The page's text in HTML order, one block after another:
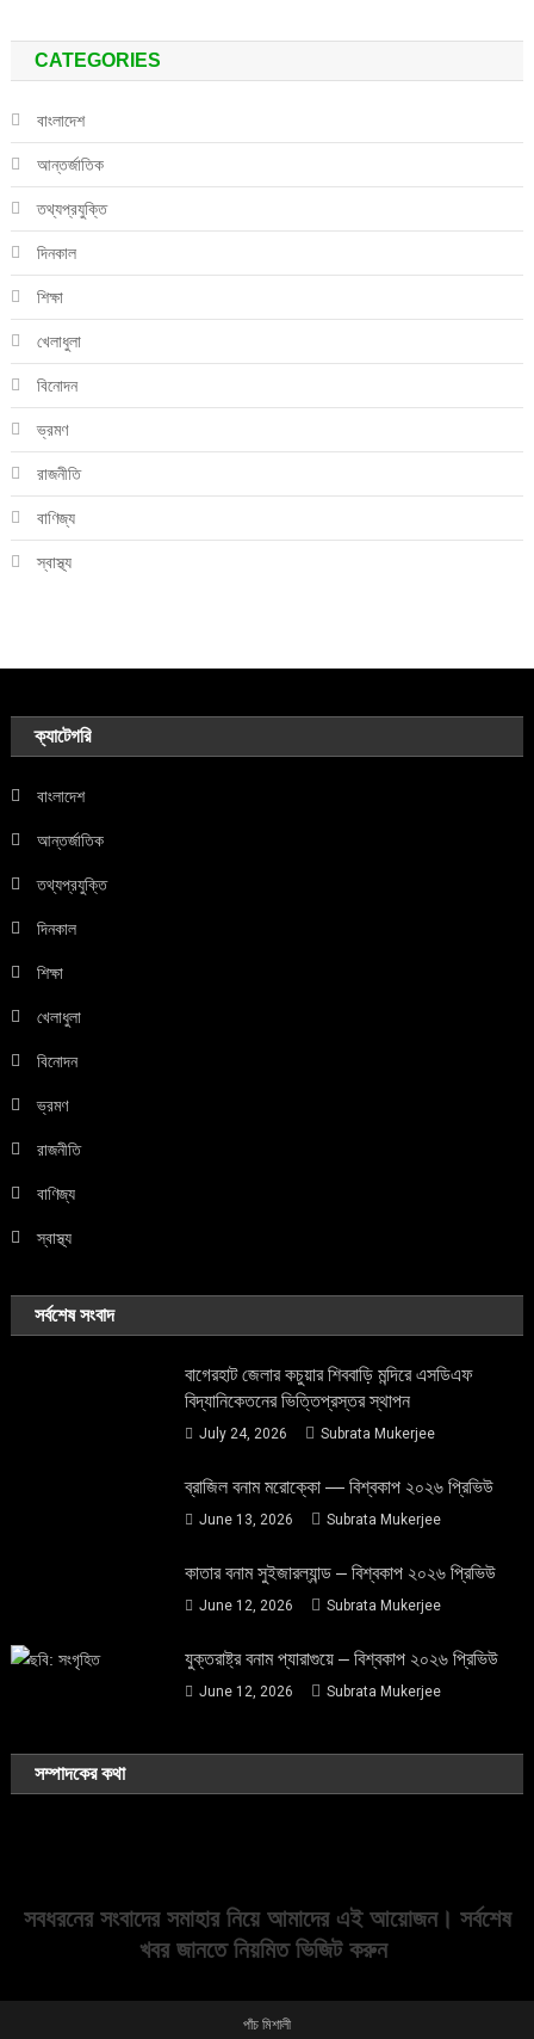
CATEGORIES
বাংলাদেশ
আন্তর্জাতিক
তথ্যপ্রযুক্তি
দিনকাল
শিক্ষা
খেলাধুলা
বিনোদন
ভ্রমণ
রাজনীতি
বাণিজ্য
স্বাস্থ্য
ক্যাটেগরি
বাংলাদেশ
আন্তর্জাতিক
তথ্যপ্রযুক্তি
দিনকাল
শিক্ষা
খেলাধুলা
বিনোদন
ভ্রমণ
রাজনীতি
বাণিজ্য
স্বাস্থ্য
সর্বশেষ সংবাদ
বাগেরহাট জেলার কচুয়ার শিববাড়ি মন্দিরে এসডিএফ
বিদ্যানিকেতনের ভিত্তিপ্রস্তর স্থাপন
July 24, 2026 Subrata Mukerjee
ব্রাজিল বনাম মরোক্কো — বিশ্বকাপ ২০২৬ প্রিভিউ
June 13, 2026 Subrata Mukerjee
কাতার বনাম সুইজারল্যান্ড – বিশ্বকাপ ২০২৬ প্রিভিউ
June 12, 2026 Subrata Mukerjee
যুক্তরাষ্ট্র বনাম প্যারাগুয়ে – বিশ্বকাপ ২০২৬ প্রিভিউ
June 12, 2026 Subrata Mukerjee
সম্পাদকের কথা
সবধরনের সংবাদের সমাহার নিয়ে আমাদের এই আয়োজন। সর্বশেষ
খবর জানতে নিয়মিত ভিজিট করুন
পাঁচ মিশালী